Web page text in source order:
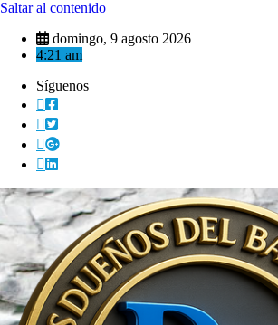
Saltar al contenido
domingo, 9 agosto 2026
4:21 am
Síguenos